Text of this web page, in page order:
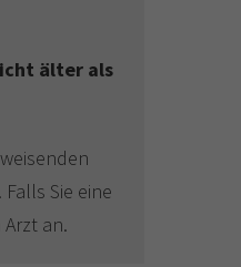
älter als
Sie eine
an.